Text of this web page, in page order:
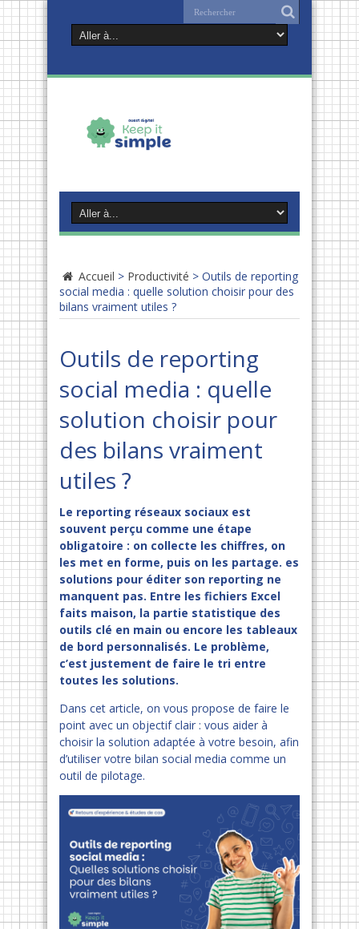
Accueil > Productivité > Outils de reporting
social media : quelle solution choisir pour des
bilans vraiment utiles ?
Outils de reporting
social media : quelle
solution choisir pour
des bilans vraiment
utiles ?
Le reporting réseaux sociaux est
souvent perçu comme une étape
obligatoire : on collecte les chiffres, on
les met en forme, puis on les partage. es
solutions pour éditer son reporting ne
manquent pas. Entre les fichiers Excel
faits maison, la partie statistique des
outils clé en main ou encore les tableaux
de bord personnalisés. Le problème,
c’est justement de faire le tri entre
toutes les solutions.
Dans cet article, on vous propose de faire le
point avec un objectif clair : vous aider à
choisir la solution adaptée à votre besoin, afin
d’utiliser votre bilan social media comme un
outil de pilotage.